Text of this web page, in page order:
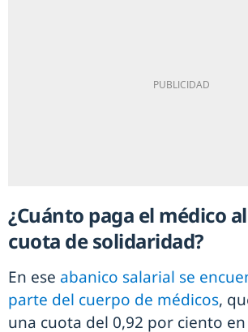
¿Cuánto paga el médico
cuota de solidaridad?
En ese abanico salarial se
parte del cuerpo de médicos,
una cuota del 0,92 por ciento en